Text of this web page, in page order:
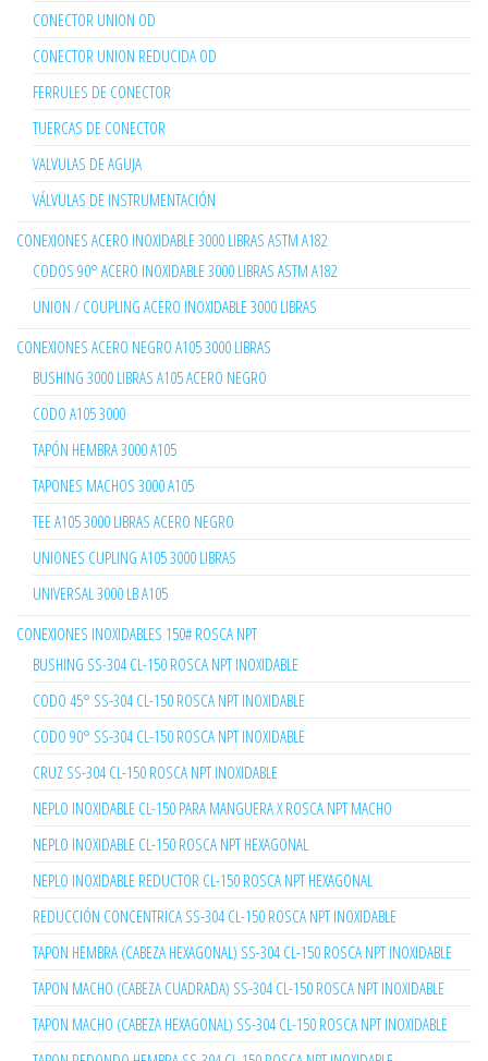
CONECTOR UNION OD
CONECTOR UNION REDUCIDA OD
FERRULES DE CONECTOR
TUERCAS DE CONECTOR
VALVULAS DE AGUJA
VÁLVULAS DE INSTRUMENTACIÓN
CONEXIONES ACERO INOXIDABLE 3000 LIBRAS ASTM A182
CODOS 90° ACERO INOXIDABLE 3000 LIBRAS ASTM A182
UNION / COUPLING ACERO INOXIDABLE 3000 LIBRAS
CONEXIONES ACERO NEGRO A105 3000 LIBRAS
BUSHING 3000 LIBRAS A105 ACERO NEGRO
CODO A105 3000
TAPÓN HEMBRA 3000 A105
TAPONES MACHOS 3000 A105
TEE A105 3000 LIBRAS ACERO NEGRO
UNIONES CUPLING A105 3000 LIBRAS
UNIVERSAL 3000 LB A105
CONEXIONES INOXIDABLES 150# ROSCA NPT
BUSHING SS-304 CL-150 ROSCA NPT INOXIDABLE
CODO 45° SS-304 CL-150 ROSCA NPT INOXIDABLE
CODO 90° SS-304 CL-150 ROSCA NPT INOXIDABLE
CRUZ SS-304 CL-150 ROSCA NPT INOXIDABLE
NEPLO INOXIDABLE CL-150 PARA MANGUERA X ROSCA NPT MACHO
NEPLO INOXIDABLE CL-150 ROSCA NPT HEXAGONAL
NEPLO INOXIDABLE REDUCTOR CL-150 ROSCA NPT HEXAGONAL
REDUCCIÓN CONCENTRICA SS-304 CL-150 ROSCA NPT INOXIDABLE
TAPON HEMBRA (CABEZA HEXAGONAL) SS-304 CL-150 ROSCA NPT INOXIDABLE
TAPON MACHO (CABEZA CUADRADA) SS-304 CL-150 ROSCA NPT INOXIDABLE
TAPON MACHO (CABEZA HEXAGONAL) SS-304 CL-150 ROSCA NPT INOXIDABLE